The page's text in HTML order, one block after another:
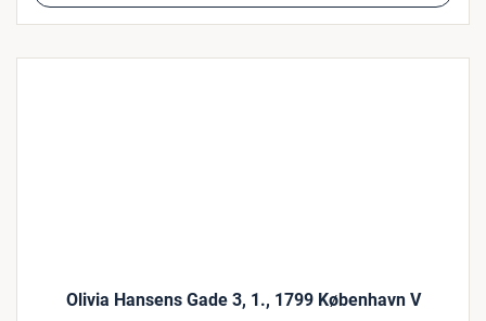
Olivia Hansens Gade 3, 1., 1799 København V